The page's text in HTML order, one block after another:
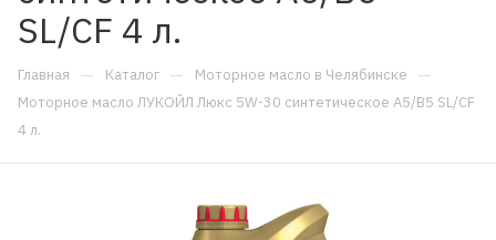
SL/CF 4 л.
Главная — Каталог — Моторное масло в Челябинске —
Моторное масло ЛУКОЙЛ Люкс 5W-30 синтетическое A5/B5 SL/CF
4 л.